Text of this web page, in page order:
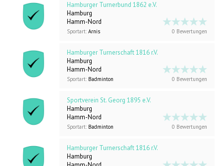
Hamburger Turnerbund 1862 e.V.
Hamburg
Hamm-Nord
Sportart: Arnis 0 Bewertungen
Hamburger Turnerschaft 1816 r.V.
Hamburg
Hamm-Nord
Sportart: Badminton 0 Bewertungen
Sportverein St. Georg 1895 e.V.
Hamburg
Hamm-Nord
Sportart: Badminton 0 Bewertungen
Hamburger Turnerschaft 1816 r.V.
Hamburg